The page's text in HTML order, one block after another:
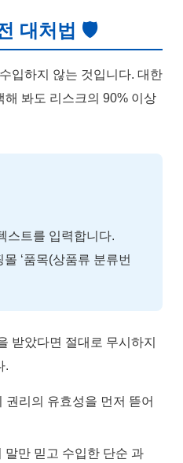
대처법 🛡
입하지 않는 것입니다. 대한
해 봐도 리스크의 90% 이상
스트를 입력합니다.
‘품목(상품류 분류번
받았다면 절대로 무시하지
.
리의 유효성을 먼저 뜯어
말만 믿고 수입한 단순 과